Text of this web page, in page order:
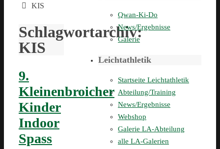
KIS
Schlagwortarchiv:
KIS
9.
Kleinenbroicher
Kinder
Indoor
Spass
Qwan-Ki-Do
News/Ergebnisse
Galerie
Leichtathletik
Startseite Leichtathletik
Abteilung/Training
News/Ergebnisse
Webshop
Galerie LA-Abteilung
alle LA-Galerien